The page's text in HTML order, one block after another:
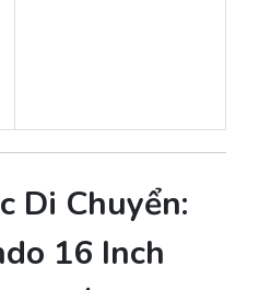
Di Chuyển:
16 Inch